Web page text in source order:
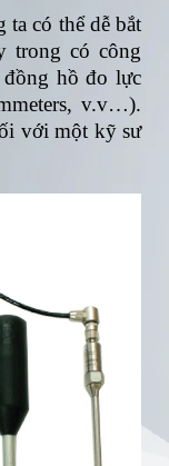
ta có thể dễ bắt
trong có công
hồ đo lực
v.v…).
với một kỹ sư